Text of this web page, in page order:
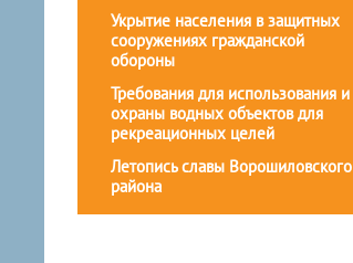
Укрытие населения в защитных
сооружениях гражданской
обороны
Требования для использования и
охраны водных объектов для
рекреационных целей
Летопись славы Ворошиловского
района